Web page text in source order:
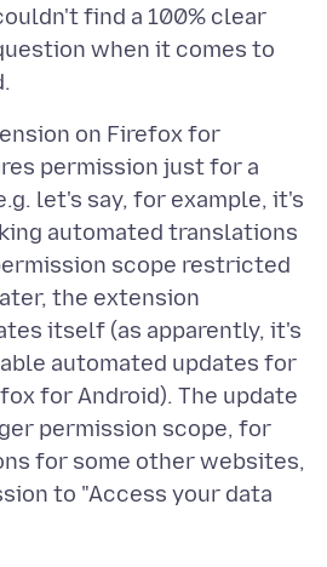
find a 100% clear
when it comes to
on Firefox for
permission just for a
let's say, for example, it's
automated translations
scope restricted
the extension
itself (as apparently, it's
automated updates for
for Android). The update
permission scope, for
for some other websites,
to "Access your data